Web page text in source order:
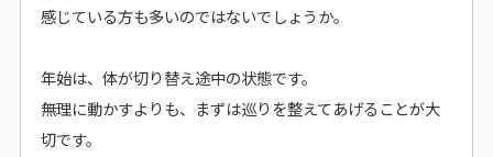
感じている方も多いのではないでしょうか。
年始は、体が切り替え途中の状態です。
無理に動かすよりも、まずは巡りを整えてあげることが大
切です。